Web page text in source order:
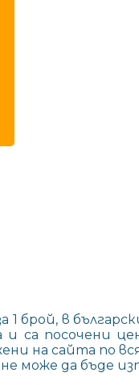
1 брой, в
са посочени
на сайта по
може да бъде